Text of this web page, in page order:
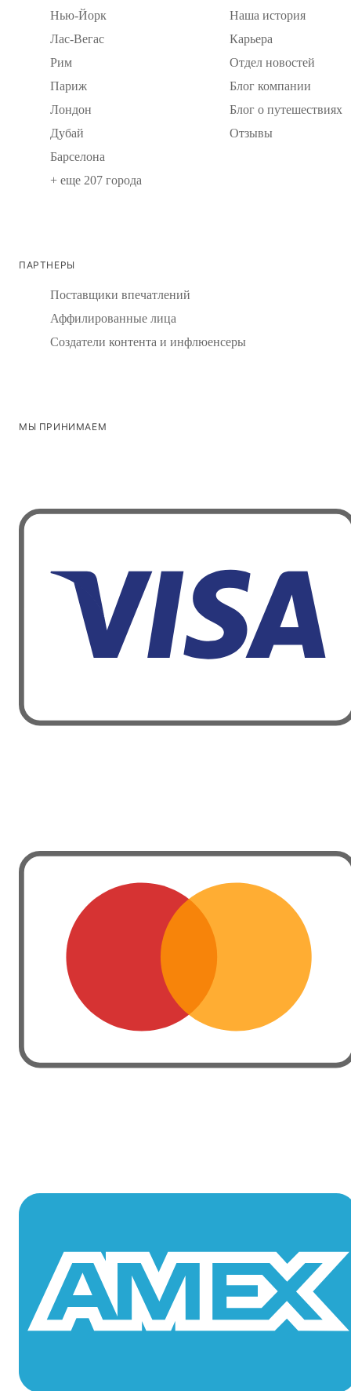
Нью-Йорк
Лас-Вегас
Рим
Париж
Лондон
Дубай
Барселона
+ еще 207 города
Наша история
Карьера
Отдел новостей
Блог компании
Блог о путешествиях
Отзывы
ПАРТНЕРЫ
Поставщики впечатлений
Аффилированные лица
Создатели контента и инфлюенсеры
МЫ ПРИНИМАЕМ